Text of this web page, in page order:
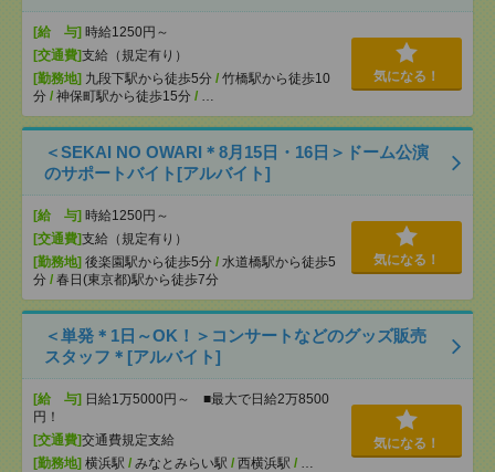
[給 与] 時給1250円～
[交通費]支給（規定有り）
[勤務地] 九段下駅から徒歩5分 / 竹橋駅から徒歩10
分 / 神保町駅から徒歩15分 / …
気になる！
＜SEKAI NO OWARI＊8月15日・16日＞ドーム公演
のサポートバイト[アルバイト]
[給 与] 時給1250円～
[交通費]支給（規定有り）
[勤務地] 後楽園駅から徒歩5分 / 水道橋駅から徒歩5
分 / 春日(東京都)駅から徒歩7分
気になる！
＜単発＊1日～OK！＞コンサートなどのグッズ販売
スタッフ＊[アルバイト]
[給 与] 日給1万5000円～ ■最大で日給2万8500
円！
[交通費]交通費規定支給
[勤務地] 横浜駅 / みなとみらい駅 / 西横浜駅 / …
気になる！